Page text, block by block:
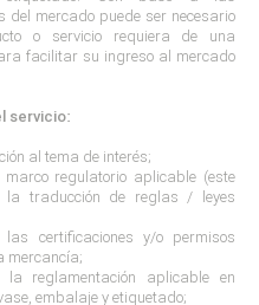
del mercado puede ser necesario
o servicio requiera de una
facilitar su ingreso al mercado
servicio:
al tema de interés;
marco regulatorio aplicable (este
la traducción de reglas / leyes
las certificaciones y/o permisos
mercancía;
la reglamentación aplicable en
embalaje y etiquetado;